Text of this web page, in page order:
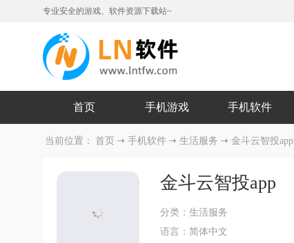
专业安全的游戏、软件资源下载站~
首页 手机游戏 手机软件
当前位置： 首页 手机软件 生活服务 金斗云智投app
金斗云智投app
分类： 生活服务
语言： 简体中文